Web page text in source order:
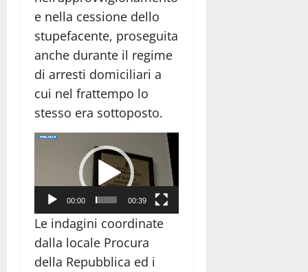
e nella cessione dello
stupefacente, proseguita
anche durante il regime
di arresti domiciliari a
cui nel frattempo lo
stesso era sottoposto.
Video
00:00 00:39
Le indagini coordinate
dalla locale Procura
della Repubblica ed i